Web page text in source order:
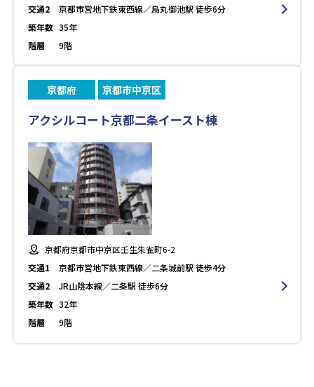
交通2
京都市営地下鉄東西線／烏丸御池駅 徒歩6分
築年数 35年
階層
9階
京都府 京都市中京区
アクシルコート京都二条イースト棟
京都府京都市中京区壬生朱雀町6-2
交通1
京都市営地下鉄東西線／二条城前駅 徒歩4分
交通2
JR山陰本線／二条駅 徒歩6分
築年数 32年
階層
9階